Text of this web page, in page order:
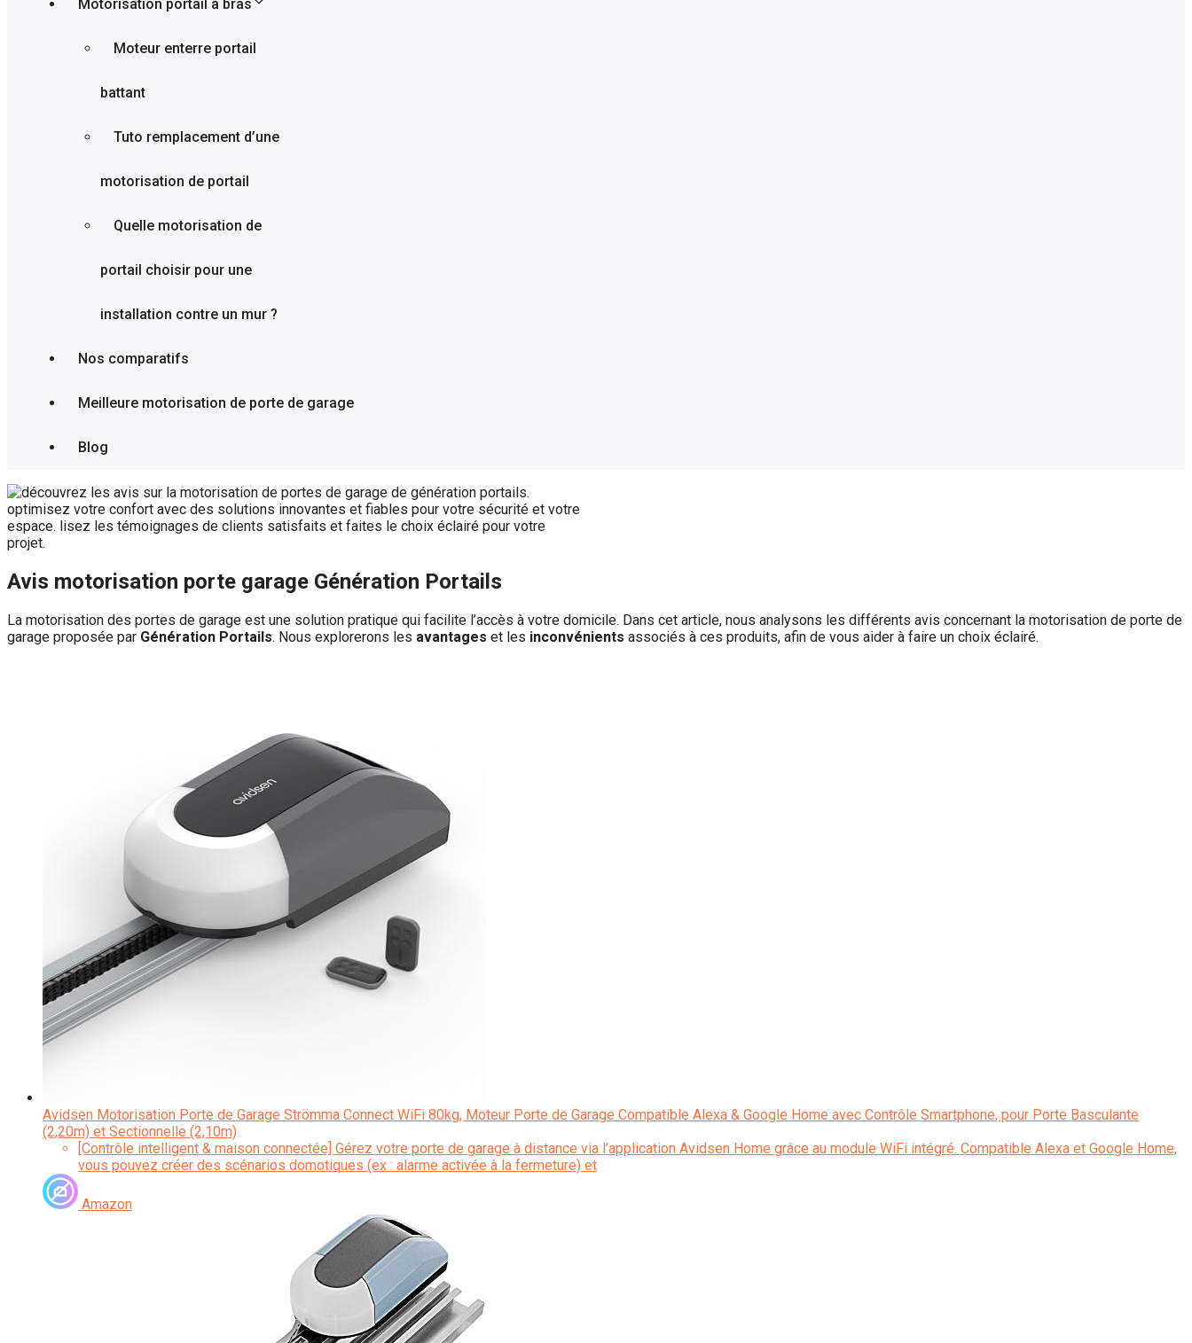
Motorisation portail à bras
Moteur enterre portail
battant
Tuto remplacement d’une
motorisation de portail
Quelle motorisation de
portail choisir pour une
installation contre un mur ?
Nos comparatifs
Meilleure motorisation de porte de garage
Blog
Avis motorisation porte garage Génération Portails
La motorisation des portes de garage est une solution pratique qui facilite l’accès à votre domicile. Dans cet article, nous analysons les différents avis concernant la motorisation de porte de
garage proposée par Génération Portails. Nous explorerons les avantages et les inconvénients associés à ces produits, afin de vous aider à faire un choix éclairé.
Avidsen Motorisation Porte de Garage Strömma Connect WiFi 80kg, Moteur Porte de Garage Compatible Alexa & Google Home avec Contrôle Smartphone, pour Porte Basculante
(2,20m) et Sectionnelle (2,10m)
[Contrôle intelligent & maison connectée] Gérez votre porte de garage à distance via l’application Avidsen Home grâce au module WiFi intégré. Compatible Alexa et Google Home,
vous pouvez créer des scénarios domotiques (ex : alarme activée à la fermeture) et
Amazon